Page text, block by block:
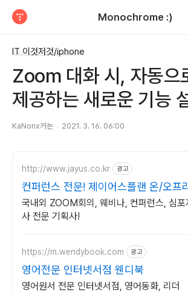
Monochrome :)
IT 이것저것/iphone
Zoom 대화 시, 자동으
제공하는 새로운 기능
KaNonx카논 2021. 3. 16. 06:00
http://www.jayus.co.kr 광고
컨퍼런스 전문! 제이어스플랜 온/오프
대행!
국내외 ZOOM회의, 웨비나, 컨퍼런스, 심포
사 전문 기획사!
https://m.wendybook.com 광고
영어전문 인터넷서점 웬디북
영어원서 전문 인터넷서점, 영어동화, 리더